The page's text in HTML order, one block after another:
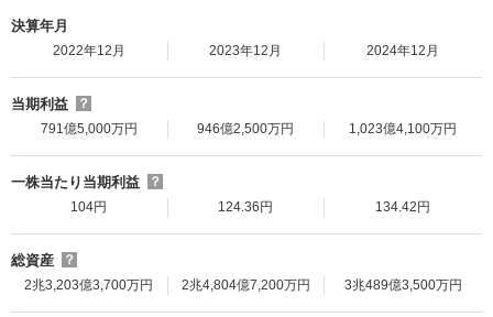
決算年月
2022年12月 2023年12月 2024年12月
当期利益
？
791億5,000万円
946億2,500万円 1,023億4,100万円
一株当たり当期利益
？
104円
124.36円 134.42円
総資産
？
2兆3,203億3,700万円
2兆4,804億7,200万円 3兆489億3,500万円